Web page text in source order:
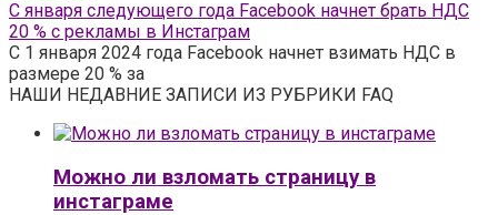
С января следующего года Facebook начнет брать НДС
20 % с рекламы в Инстаграм
С 1 января 2024 года Facebook начнет взимать НДС в
размере 20 % за
НАШИ НЕДАВНИЕ ЗАПИСИ ИЗ РУБРИКИ FAQ
Можно ли взломать страницу в
инстаграме